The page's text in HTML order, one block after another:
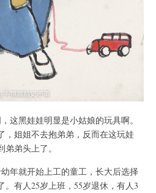
这黑娃娃明显是小姑娘的玩具啊。
，姐姐不去抱弟弟，反而在这玩娃
弟头上了。
年就开始上工的童工，长大后选择
有人25岁上班，55岁退休，有人3